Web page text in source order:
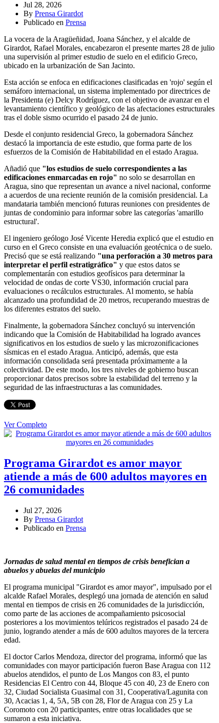
Jul 28, 2026
By Prensa Girardot
Publicado en Prensa
La vocera de la Aragüeñidad, Joana Sánchez, y el alcalde de
Girardot, Rafael Morales, encabezaron el presente martes 28 de julio
una supervisión al primer estudio de suelo en el edificio Greco,
ubicado en la urbanización de San Jacinto.
Esta acción se enfoca en edificaciones clasificadas en 'rojo' según el
semáforo internacional, un sistema implementado por directrices de
la Presidenta (e) Delcy Rodríguez, con el objetivo de avanzar en el
levantamiento científico y geológico de las afectaciones estructurales
tras el doble sismo ocurrido el pasado 24 de junio.
Desde el conjunto residencial Greco, la gobernadora Sánchez
destacó la importancia de este estudio, que forma parte de los
esfuerzos de la Comisión de Habitabilidad en el estado Aragua.
Añadió que "los estudios de suelo correspondientes a las
edificaciones enmarcadas en rojo" no solo se desarrollan en
Aragua, sino que representan un avance a nivel nacional, conforme
a acuerdos de una reciente reunión de la comisión presidencial. La
mandataria también mencionó futuras reuniones con presidentes de
juntas de condominio para informar sobre las categorías 'amarillo
estructural'.
El ingeniero geólogo José Vicente Heredia explicó que el estudio en
curso en el Greco consiste en una evaluación geotécnica o de suelo.
Precisó que se está realizando "una perforación a 30 metros para
interpretar el perfil estratigráfico" y que estos datos se
complementarán con estudios geofísicos para determinar la
velocidad de ondas de corte VS30, información crucial para
evaluaciones o recálculos estructurales. Al momento, se había
alcanzado una profundidad de 20 metros, recuperando muestras de
los diferentes estratos del suelo.
Finalmente, la gobernadora Sánchez concluyó su intervención
indicando que la Comisión de Habitabilidad ha logrado avances
significativos en los estudios de suelo y las microzonificaciones
sísmicas en el estado Aragua. Anticipó, además, que esta
información consolidada será presentada próximamente a la
colectividad. De este modo, los tres niveles de gobierno buscan
proporcionar datos precisos sobre la estabilidad del terreno y la
seguridad de las infraestructuras a las comunidades.
Ver Completo
Programa Girardot es amor mayor
atiende a más de 600 adultos mayores en
26 comunidades
Jul 27, 2026
By Prensa Girardot
Publicado en Prensa
Jornadas de salud mental en tiempos de crisis benefician a
abuelos y abuelas del municipio
El programa municipal "Girardot es amor mayor", impulsado por el
alcalde Rafael Morales, desplegó una jornada de atención en salud
mental en tiempos de crisis en 26 comunidades de la jurisdicción,
como parte de las acciones de acompañamiento psicosocial
posteriores a los movimientos telúricos registrados el pasado 24 de
junio, logrando atender a más de 600 adultos mayores de la tercera
edad.
El doctor Carlos Mendoza, director del programa, informó que las
comunidades con mayor participación fueron Base Aragua con 112
abuelos atendidos, el punto de Los Mangos con 83, el punto
Residencias El Centro con 44, Bloque 45 con 40, 23 de Enero con
32, Ciudad Socialista Guasimal con 31, Cooperativa/Lagunita con
30, Acacias 1, 4, 5A, 5B con 28, Flor de Aragua con 25 y La
Coromoto con 20 participantes, entre otras localidades que se
sumaron a esta iniciativa.